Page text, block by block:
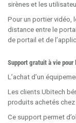
sirènes et les
Pour un portier vidéo,
distance entre le
de portail et de
Support gratuit à vie pour
L’achat d’un
Les clients Ubitech
produits achetés chez
Ce support permet